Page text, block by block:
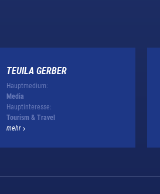
TEUILA GERBER
Hauptmedium:
Media
Hauptinteresse:
Tourism & Travel
mehr